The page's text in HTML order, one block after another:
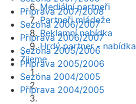
Mediální partneři
Partneři mládeže
Reklamní nabídka
Hrdý partner - nabídka
Žijeme
Příprava 2007/2008
Sezóna 2006/2007
Příprava 2006/2007
Sezóna 2005/2006
Příprava 2005/2006
Sezóna 2004/2005
Příprava 2004/2005